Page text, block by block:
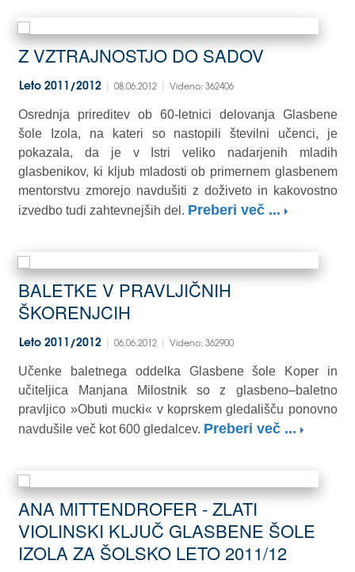
Z VZTRAJNOSTJO DO SADOV
Leto 2011/2012 | 08.06.2012 | Videno: 362406
Osrednja prireditev ob 60-letnici delovanja Glasbene
šole Izola, na kateri so nastopili številni učenci, je
pokazala, da je v Istri veliko nadarjenih mladih
glasbenikov, ki kljub mladosti ob primernem glasbenem
mentorstvu zmorejo navdušiti z doživeto in kakovostno
izvedbo tudi zahtevnejših del. Preberi več ...
BALETKE V PRAVLJIČNIH
ŠKORENJCIH
Leto 2011/2012 | 06.06.2012 | Videno: 362900
Učenke baletnega oddelka Glasbene šole Koper in
učiteljica Manjana Milostnik so z glasbeno–baletno
pravljico »Obuti mucki« v koprskem gledališču ponovno
navdušile več kot 600 gledalcev. Preberi več ...
ANA MITTENDROFER - ZLATI
VIOLINSKI KLJUČ GLASBENE ŠOLE
IZOLA ZA ŠOLSKO LETO 2011/12